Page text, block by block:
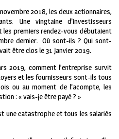
2018, les deux actionnaires,
Une vingtaine d’investisseurs
premiers rendez-vous débutaient
dernier. Où sont-ils ? Qui sont-
être clos le 31 Janvier 2019.
2019, comment l’entreprise survit
et les fournisseurs sont-ils tous
ou au moment de l’acompte, les
: « vais-je être payé ? »
une catastrophe et tous les salariés